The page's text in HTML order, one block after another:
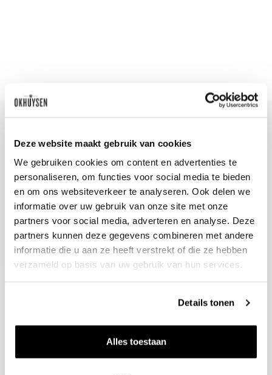
Deze website maakt gebruik van cookies
We gebruiken cookies om content en advertenties te
personaliseren, om functies voor social media te bieden
en om ons websiteverkeer te analyseren. Ook delen we
informatie over uw gebruik van onze site met onze
partners voor social media, adverteren en analyse. Deze
partners kunnen deze gegevens combineren met andere
informatie die u aan ze heeft verstrekt of die ze hebben
verzameld op basis van uw gebruik van hun services.
Details tonen
Alles toestaan
Blijf op de hoogte
Ontvang het laatste wijnnieuws, proeverijen en
evenementen
E-mailadres
Aanmelden